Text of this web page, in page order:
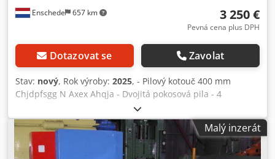
Enschede 657 km 3 250 €
Pevná cena plus DPH
Dotazovat se Zavolat
Stav: nový, Rok výroby: 2025, - Pilový kotouč 400 mm
Chjdpfsgg N Axex Ahqja - Dvojitá pokosová pila - 4
pneumatické svorky - Mlžný mazací systém - Válečková
dráha 300 cm s dorazem délky - Ofukovací pistole -
Ochranný kryt - Dokumentace - 400V
Malý inzerát